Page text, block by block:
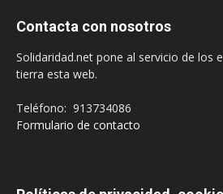
Contacta con nosotros
Solidaridad.net pone al servicio de los
tierra esta web.
Teléfono: 913734086
Formulario de contacto